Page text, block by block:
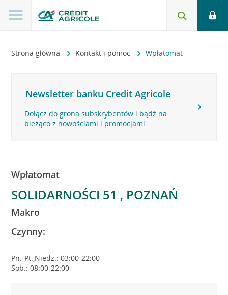
Strona główna Kontakt i pomoc Wpłatomat
Newsletter banku Credit Agricole
Dołącz do grona subskrybentów i bądź na
bieżąco z nowościami i promocjami
Wpłatomat
SOLIDARNOŚCI 51 , POZNAŃ
Makro
Czynny:
Pn.-Pt.,Niedz.: 03:00-22:00
Sob.: 08:00-22:00